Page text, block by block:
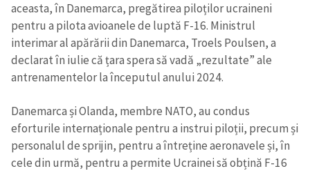
aceasta, în Danemarca, pregătirea piloților ucraineni
pentru a pilota avioanele de luptă F-16. Ministrul
interimar al apărării din Danemarca, Troels Poulsen, a
declarat în iulie că țara spera să vadă „rezultate” ale
antrenamentelor la începutul anului 2024.
Danemarca și Olanda, membre NATO, au condus
eforturile internaționale pentru a instrui piloții, precum și
personalul de sprijin, pentru a întreține aeronavele și, în
cele din urmă, pentru a permite Ucrainei să obțină F-16